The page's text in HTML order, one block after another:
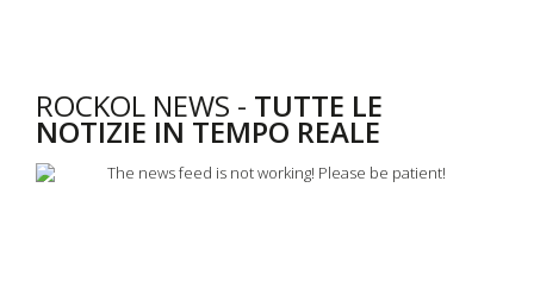
ROCKOL NEWS - TUTTE LE
NOTIZIE IN TEMPO REALE